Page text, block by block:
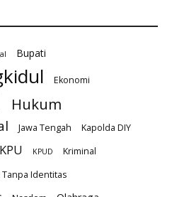
Bupati
Ekonomi
Hukum
Jawa Tengah
Kapolda DIY
KPU KPUD
Kriminal
Tanpa Identitas